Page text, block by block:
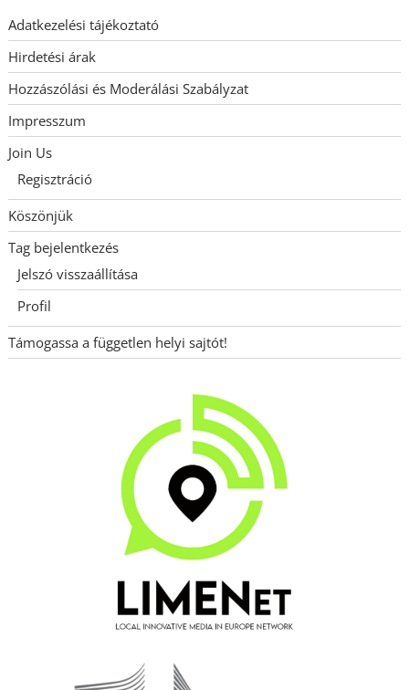
Adatkezelési tájékoztató
Hirdetési árak
Hozzászólási és Moderálási Szabályzat
Impresszum
Join Us
Regisztráció
Köszönjük
Tag bejelentkezés
Jelszó visszaállítása
Profil
Támogassa a független helyi sajtót!